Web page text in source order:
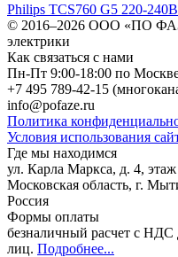
Philips TCS760 G5 220-
© 2016–2026 ООО «ПО
электрики
Как связаться с нами
Пн-Пт 9:00-18:00 по
+7 495 789-42-15
info@pofaze.ru
Политика
Условия использования
Где мы находимся
ул. Карла Маркса, д. 4,
Московская область, г.
Россия
Формы оплаты
безналичный расчет с
лиц. Подробнее...